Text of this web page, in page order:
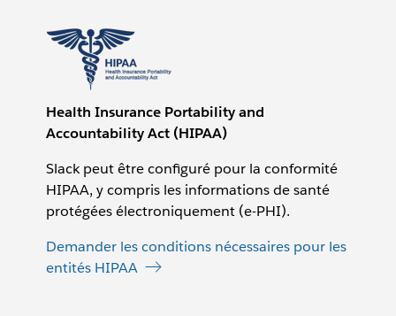
Health Insurance Portability and
Accountability Act (HIPAA)
Slack peut être configuré pour la conformité
HIPAA, y compris les informations de santé
protégées électroniquement (e-PHI).
Demander les conditions nécessaires pour les
entités HIPAA